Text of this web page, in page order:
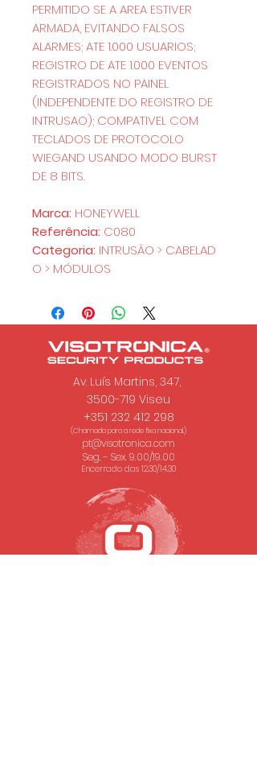
PERMITIDO SE A AREA ESTIVER
ARMADA, EVITANDO FALSOS
ALARMES; ATE 1.000 USUARIOS;
REGISTRO DE ATE 1.000 EVENTOS
REGISTRADOS NO PAINEL
(INDEPENDENTE DO REGISTRO DE
INTRUSAO); COMPATIVEL COM
TECLADOS DE PROTOCOLO
WIEGAND USANDO MODO BURST
DE 8 BITS.
Marca: HONEYWELL
Referência: C080
Categoria: INTRUSÃO > CABELAD
O > MÓDULOS
Av. Luís Martins, 347,
3500-719 Viseu
+351 232 412 298
(Chamada para a rede fixa nacional.)
pt@visotronica.com
Seg. - Sex. 9.00/19.00
Encerrado das 12.30/14.30